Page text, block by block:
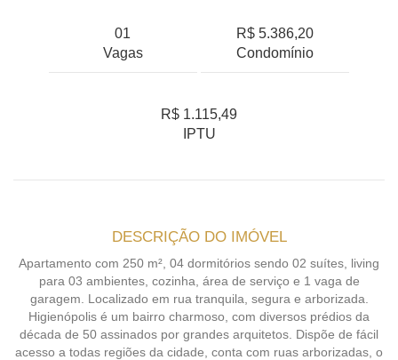
01
Vagas
R$ 5.386,20
Condomínio
R$ 1.115,49
IPTU
DESCRIÇÃO DO IMÓVEL
Apartamento com 250 m², 04 dormitórios sendo 02 suítes, living
para 03 ambientes, cozinha, área de serviço e 1 vaga de
garagem. Localizado em rua tranquila, segura e arborizada.
Higienópolis é um bairro charmoso, com diversos prédios da
década de 50 assinados por grandes arquitetos. Dispõe de fácil
acesso a todas regiões da cidade, conta com ruas arborizadas, o